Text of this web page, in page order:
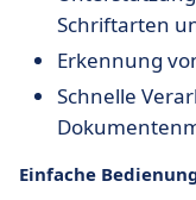
Schriftarten
Erkennung
Schnelle
Einfache